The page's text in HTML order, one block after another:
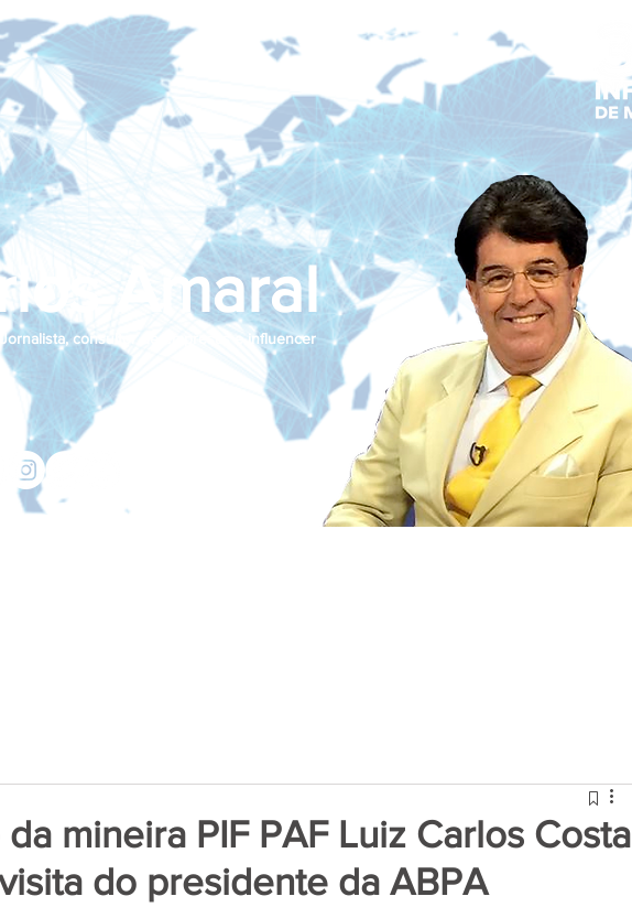
Amaral
Jornalista, consultor de empresas e influencer
mineira PIF PAF Luiz Carlos Costa
do presidente da ABPA